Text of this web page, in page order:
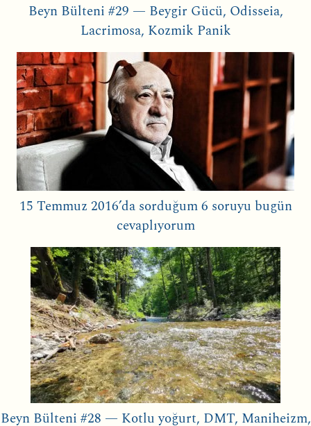
Beyn Bülteni #29 — Beygir Gücü, Odisseia,
Lacrimosa, Kozmik Panik
15 Temmuz 2016’da sorduğum 6 soruyu bugün
cevaplıyorum
Beyn Bülteni #28 — Kotlu yoğurt, DMT, Maniheizm,